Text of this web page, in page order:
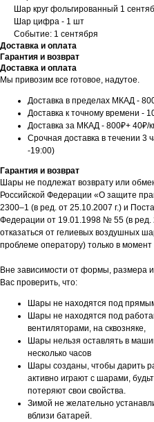
Шар круг фольгированный 1
Шар цифра - 1 шт
Событие: 1 сентября
Доставка и оплата
Гарантия и возврат
Доставка и оплата
Мы привозим все готовое, надутое.
Доставка в пределах МКАД -
Доставка к точному времени -
Доставка за МКАД - 800₽+ 40₽/
Срочная доставка в течении 3
-19:00)
Гарантия и возврат
Шары не подлежат возврату или
Российской Федерации «О защите
2300–1 (в ред. от 25.10.2007 г.) и
Федерации от 19.01.1998 № 55 (в ред.
отказаться от гелиевых воздушных
проблеме оператору) только в момент
Вне зависимости от формы, размера
Вас проверить, что:
Шары не находятся под
Шары не находятся под
вентиляторами, на сквозняке,
Шары нельзя оставлять в
несколько часов
Шары созданы, чтобы дарить
активно играют с шарами,
потеряют свои свойства.
Зимой не желательно
вблизи батарей.